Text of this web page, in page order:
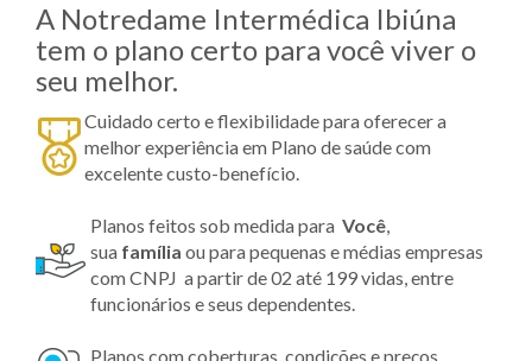
A Notredame Intermédica Ibiúna
tem o plano certo para você viver o
seu melhor.
Cuidado certo e flexibilidade para oferecer a
melhor experiência em Plano de saúde com
excelente custo-benefício.
Planos feitos sob medida para Você,
sua família ou para pequenas e médias empresas
com CNPJ a partir de 02 até 199 vidas, entre
funcionários e seus dependentes.
Planos com coberturas, condições e preços